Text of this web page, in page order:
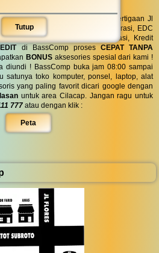
Tutup
(100 meter selatan terminal) di pertigaan Jl
tunai, SIPLAH, BMT / Koperasi, EDC
Transfer realtime terintegrasi, Kredit
di BassComp proses CEPAT TANPA
BONUSaksesories spesial dari kami !
diundi ! BassComp buka jam 08:00 sampai
satunya toko komputer, ponsel, laptop, alat
yang paling favorit dicari google dengan
untuk area Cilacap. Jangan ragu untuk
777 atau dengan klik :
Peta